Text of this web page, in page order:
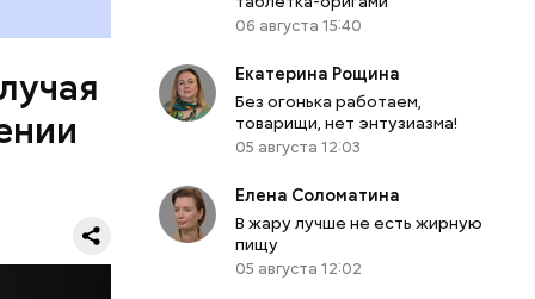
Паркер
в
этого
в
однако
в
06 августа 15:40
Екатерина Рощина
Без огонька работаем,
товарищи, нет энтузиазма!
05 августа 12:03
Елена Соломатина
В жару лучше не есть жирную
пищу
05 августа 12:02